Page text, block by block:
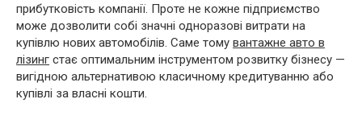
прибутковість компанії. Проте не кожне підприємство
може дозволити собі значні одноразові витрати на
купівлю нових автомобілів. Саме тому вантажне авто в
лізинг стає оптимальним інструментом розвитку бізнесу —
вигідною альтернативою класичному кредитуванню або
купівлі за власні кошти.